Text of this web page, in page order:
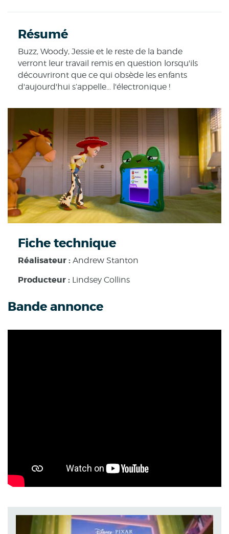
Résumé
Buzz, Woody, Jessie et le reste de la bande
verront leur travail remis en question lorsqu'ils
découvriront que ce qui obsède les enfants
d'aujourd'hui s’appelle... l'électronique !
Fiche technique
Réalisateur : Andrew Stanton
Producteur : Lindsey Collins
Bande annonce